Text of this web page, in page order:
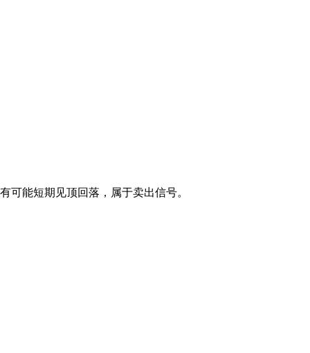
能短期见顶回落，属于卖出信号。